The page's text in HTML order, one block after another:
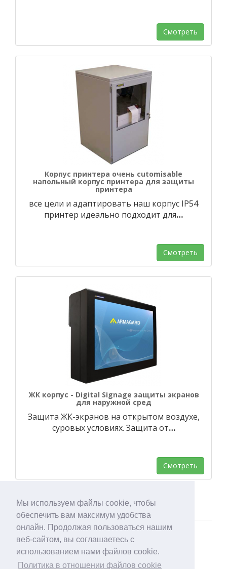
Мы используем файлы cookie, чтобы
обеспечить вам максимум удобства
онлайн. Продолжая пользоваться нашим
веб-сайтом, вы соглашаетесь с
использованием нами файлов cookie.
Политика в отношении файлов cookie
Смотреть
Корпус принтера очень cutomisable
напольный корпус принтера для защиты
принтера
все цели и адаптировать наш корпус IP54
принтер идеально подходит для…
Смотреть
ЖК корпус - Digital Signage защиты экранов
для наружной сред
Защита ЖК-экранов на открытом воздухе,
суровых условиях. Защита от…
Смотреть